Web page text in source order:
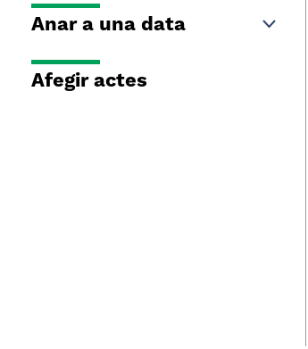
Anar a una data
Afegir actes